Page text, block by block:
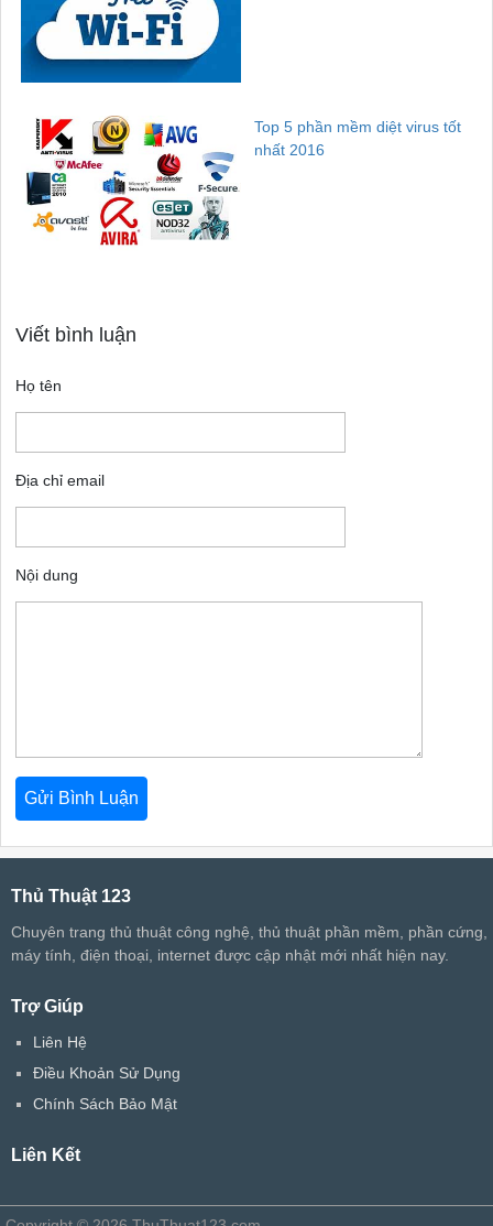
Top 5 phần mềm diệt virus tốt
nhất 2016
Viết bình luận
Họ tên
Địa chỉ email
Nội dung
Thủ Thuật 123
Chuyên trang thủ thuật công nghệ, thủ thuật phần mềm, phần cứng,
máy tính, điện thoại, internet được cập nhật mới nhất hiện nay.
Trợ Giúp
Liên Hệ
Điều Khoản Sử Dụng
Chính Sách Bảo Mật
Liên Kết